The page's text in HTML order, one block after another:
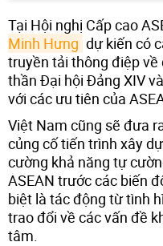
Tại Hội nghị Cấp cao
Minh Hưng dự kiến có
truyền tải thông điệp
thần Đại hội Đảng XIV
với các ưu tiên của
Việt Nam cũng sẽ đưa
củng cố tiến trình xây
cường khả năng tự
ASEAN trước các biến
biệt là tác động từ tình
trao đổi về các vấn đề
tâm.